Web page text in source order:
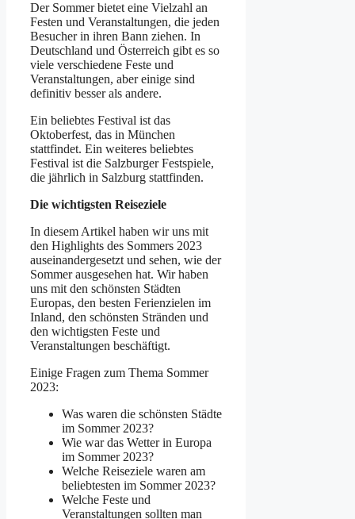
Der Sommer bietet eine Vielzahl an
Festen und Veranstaltungen, die jeden
Besucher in ihren Bann ziehen. In
Deutschland und Österreich gibt es so
viele verschiedene Feste und
Veranstaltungen, aber einige sind
definitiv besser als andere.
Ein beliebtes Festival ist das
Oktoberfest, das in München
stattfindet. Ein weiteres beliebtes
Festival ist die Salzburger Festspiele,
die jährlich in Salzburg stattfinden.
Die wichtigsten Reiseziele
In diesem Artikel haben wir uns mit
den Highlights des Sommers 2023
auseinandergesetzt und sehen, wie der
Sommer ausgesehen hat. Wir haben
uns mit den schönsten Städten
Europas, den besten Ferienzielen im
Inland, den schönsten Stränden und
den wichtigsten Feste und
Veranstaltungen beschäftigt.
Einige Fragen zum Thema Sommer
2023:
Was waren die schönsten Städte
im Sommer 2023?
Wie war das Wetter in Europa
im Sommer 2023?
Welche Reiseziele waren am
beliebtesten im Sommer 2023?
Welche Feste und
Veranstaltungen sollten man